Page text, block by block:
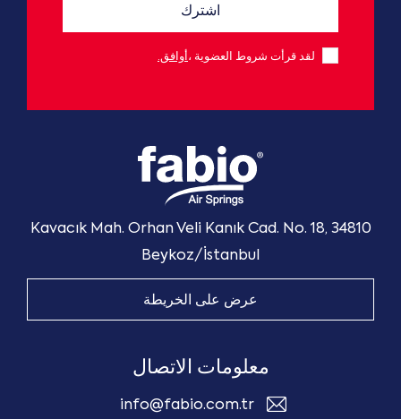
اشترك
لقد قرأت شروط العضوية ، أوافق.
Kavacık Mah. Orhan Veli Kanık Cad. No. 18, 34810
Beykoz/İstanbul
عرض على الخريطة
معلومات الاتصال
info@fabio.com.tr